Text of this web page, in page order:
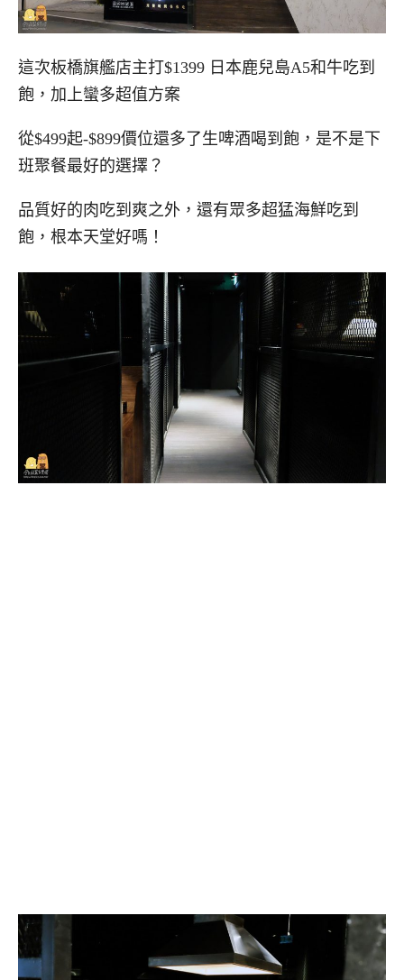
這次板橋旗艦店主打$1399 日本鹿兒島A5和牛吃到
飽，加上蠻多超值方案
從$499起-$899價位還多了生啤酒喝到飽，是不是下
班聚餐最好的選擇？
品質好的肉吃到爽之外，還有眾多超猛海鮮吃到
飽，根本天堂好嗎！